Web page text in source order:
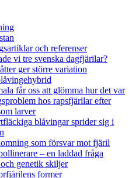
och referenser
vi tre svenska dagfjärilar?
ger större variation
får oss att glömma hur det var
hos rapsfjärilar efter
larver
blåvingar sprider sig i
som försvar mot fjäril
– en laddad fråga
genetik skiljer
former